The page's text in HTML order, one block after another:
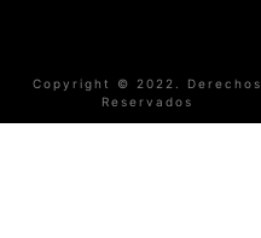
Copyright © 2022. Derechos
Reservados